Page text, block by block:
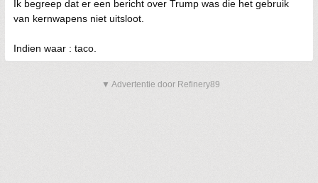
Ik begreep dat er een bericht over Trump was die het gebruik
van kernwapens niet uitsloot.
Indien waar : taco.
▼ Advertentie door Refinery89